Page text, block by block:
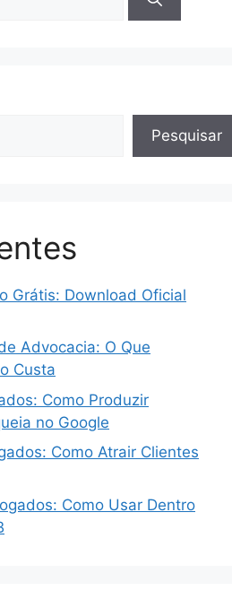
Pesquisar
Grátis: Download Oficial
Advocacia: O Que
Custa
Como Produzir
no Google
Como Atrair Clientes
Como Usar Dentro